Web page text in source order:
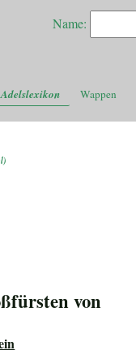
Name:
Adelslexikon Wappen
)
von